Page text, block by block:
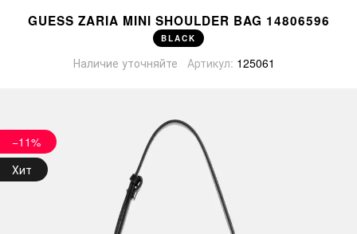
GUESS ZARIA MINI SHOULDER BAG 14806596
BLACK
Наличие уточняйте Артикул: 125061
−11%
Хит